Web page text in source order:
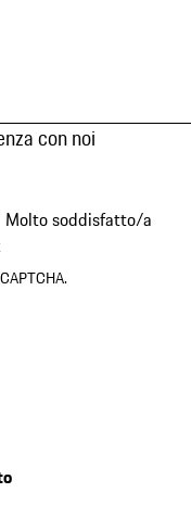
con noi
Molto soddisfatto/a